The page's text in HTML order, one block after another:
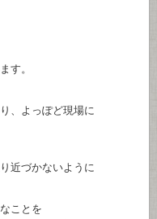
す。
、よっぽど現場に
近づかないように
ことを